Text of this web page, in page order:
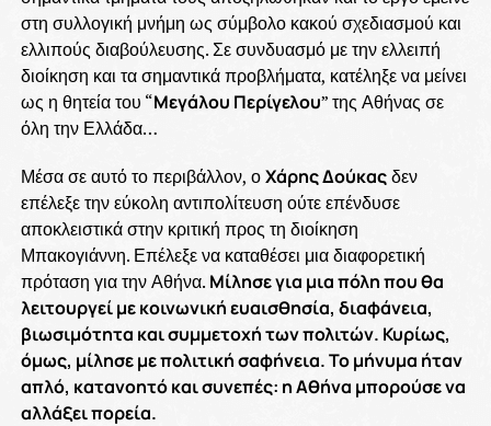
στη συλλογική μνήμη ως σύμβολο κακού σχεδιασμού και
ελλιπούς διαβούλευσης. Σε συνδυασμό με την ελλειπή
διοίκηση και τα σημαντικά προβλήματα, κατέληξε να μείνει
ως η θητεία του “Μεγάλου Περίγελου” της Αθήνας σε
όλη την Ελλάδα…
Μέσα σε αυτό το περιβάλλον, οΧάρης Δούκαςδεν
επέλεξε την εύκολη αντιπολίτευση ούτε επένδυσε
αποκλειστικά στην κριτική προς τη διοίκηση
Μπακογιάννη. Επέλεξε να καταθέσει μια διαφορετική
πρόταση για την Αθήνα. Μίλησε για μια πόλη που θα
λειτουργεί με κοινωνική ευαισθησία, διαφάνεια,
βιωσιμότητα και συμμετοχή των πολιτών. Κυρίως,
όμως, μίλησε με πολιτική σαφήνεια. Το μήνυμα ήταν
απλό, κατανοητό και συνεπές: η Αθήνα μπορούσε να
αλλάξει πορεία.